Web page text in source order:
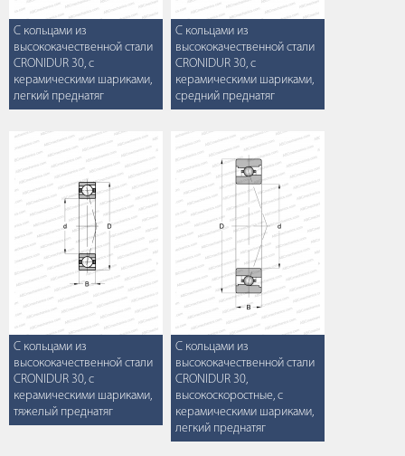
С кольцами из
высококачественной стали
CRONIDUR 30, с
керамическими шариками,
легкий преднатяг
С кольцами из
высококачественной стали
CRONIDUR 30, с
керамическими шариками,
средний преднатяг
С кольцами из
высококачественной стали
CRONIDUR 30, с
керамическими шариками,
тяжелый преднатяг
С кольцами из
высококачественной стали
CRONIDUR 30,
высокоскоростные, с
керамическими шариками,
легкий преднатяг